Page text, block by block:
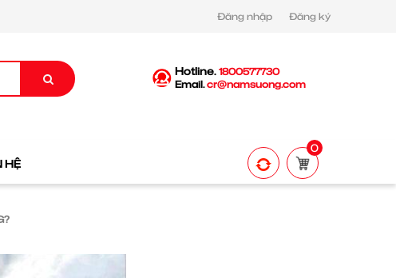
Đăng nhập Đăng ký
Hotline. 1800577730
Email.cr@namsuong.com
HỆ
0